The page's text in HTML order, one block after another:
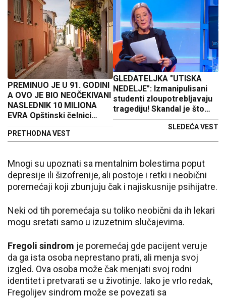
PREMINUO JE U 91. GODINI
A OVO JE BIO NEOČEKIVANI
NASLEDNIK 10 MILIONA
EVRA Opštinski čelnici
primili su iznenada
telefonski poziv i pitanje
PRETHODNA VEST
GLEDATELJKA "UTISKA
NEDELJE": Izmanipulisani
studenti zloupotrebljavaju
tragediju! Skandal je što
brane drugim studentima
da uče (VIDEO)SLEDEĆA VEST
Mnogi su upoznati sa mentalnim bolestima poput
depresije ili šizofrenije, ali postoje i retki i neobični
poremećaji koji zbunjuju čak i najiskusnije psihijatre.
Neki od tih poremećaja su toliko neobični da ih lekari
mogu sretati samo u izuzetnim slučajevima.
Fregoli sindrom je poremećaj gde pacijent veruje
da ga ista osoba neprestano prati, ali menja svoj
izgled. Ova osoba može čak menjati svoj rodni
identitet i pretvarati se u životinje. Iako je vrlo redak,
Fregolijev sindrom može se povezati sa